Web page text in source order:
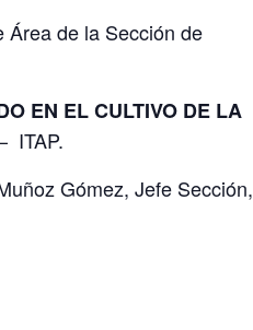
Área de la Sección de
EN EL CULTIVO DE LA
ITAP.
Gómez, Jefe Sección,